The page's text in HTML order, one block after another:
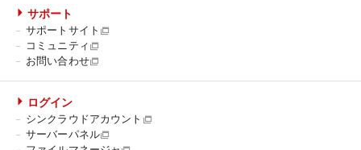
サポート
サポートサイト
コミュニティ
お問い合わせ
ログイン
シンクラウドアカウント
サーバーパネル